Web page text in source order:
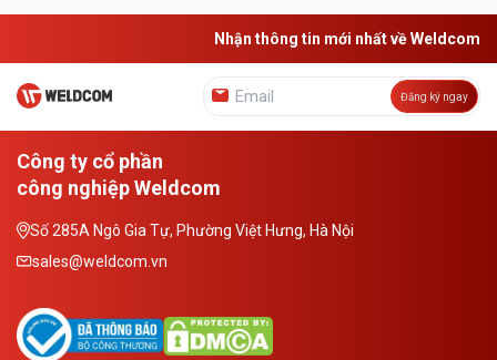
Nhận thông tin mới nhất về Weldcom
Đăng ký ngay
Công ty cổ phần
công nghiệp Weldcom
Số 285A Ngô Gia Tự, Phường Việt Hưng, Hà Nội
sales@weldcom.vn